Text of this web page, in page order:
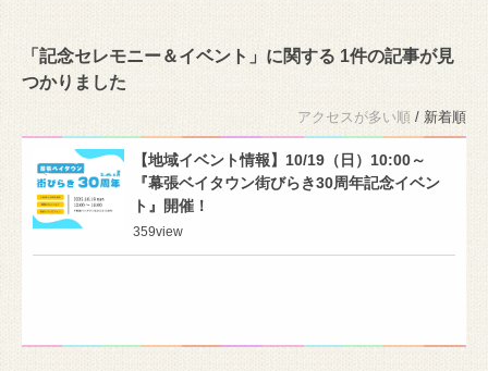
「記念セレモニー＆イベント」に関する 1件の記事が見
つかりました
アクセスが多い順 / 新着順
【地域イベント情報】10/19（日）10:00～
『幕張ベイタウン街びらき30周年記念イベン
ト』開催！
359view